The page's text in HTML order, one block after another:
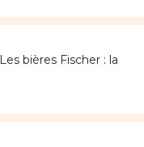
Les bières Fischer : la